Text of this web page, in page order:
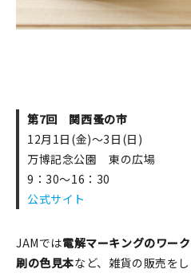
台湾グッズ
在庫限り
おすすめ特集
第7回 関西蚤の市
12月1日(金)～3日(日)
万博記念公園 東の広場
9：30～16：30
公式サイト
JAMでは電解マーキングのワー
刷の色見本など、雑貨の販売をし